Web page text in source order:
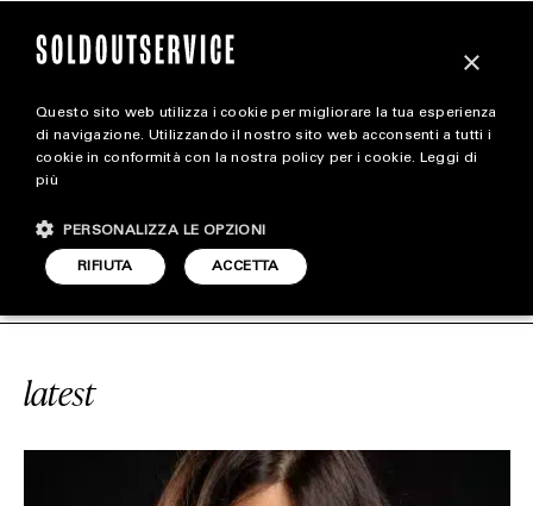
magazine
STYLE
FOOTWEAR
#RANDOM SOLDOUTSERVICE
latest
×
Questo sito web utilizza i cookie per migliorare la tua esperienza
di navigazione. Utilizzando il nostro sito web acconsenti a tutti i
cookie in conformità con la nostra policy per i cookie. Leggi di
più
ACCETTA
RIFIUTA
PERSONALIZZA LE OPZIONI